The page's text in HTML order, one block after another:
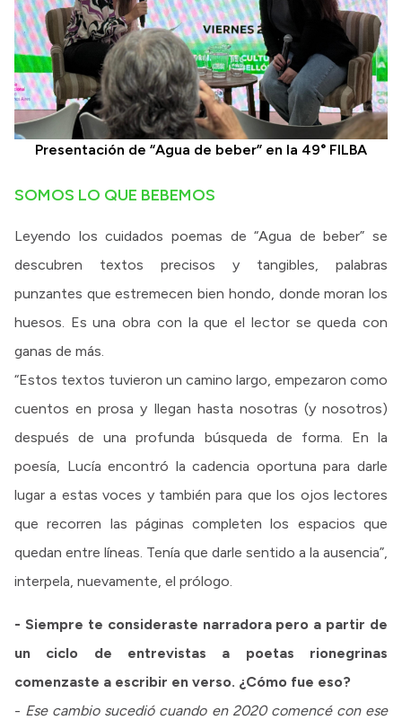
Presentación de “Agua de beber” en la 49° FILBA
SOMOS LO QUE BEBEMOS
Leyendo los cuidados poemas de “Agua de beber” se
descubren textos precisos y tangibles, palabras
punzantes que estremecen bien hondo, donde moran los
huesos. Es una obra con la que el lector se queda con
ganas de más.
“Estos textos tuvieron un camino largo, empezaron como
cuentos en prosa y llegan hasta nosotras (y nosotros)
después de una profunda búsqueda de forma. En la
poesía, Lucía encontró la cadencia oportuna para darle
lugar a estas voces y también para que los ojos lectores
que recorren las páginas completen los espacios que
quedan entre líneas. Tenía que darle sentido a la ausencia”,
interpela, nuevamente, el prólogo.
- Siempre te consideraste narradora pero a partir de
un ciclo de entrevistas a poetas rionegrinas
comenzaste a escribir en verso. ¿Cómo fue eso?
- Ese cambio sucedió cuando en 2020 comencé con ese